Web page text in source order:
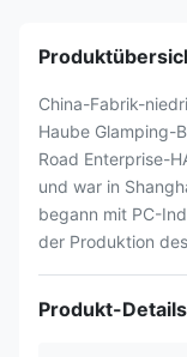
China-Fabrik-
Haube Glamping-
Road Enterprise-
und war in
begann mit PC-
der Produktion
Produkt-Details